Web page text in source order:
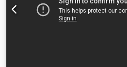
LED φωτισμός περιβάλλοντος
αριστερά και δεξιά 3.000 x 650 mm